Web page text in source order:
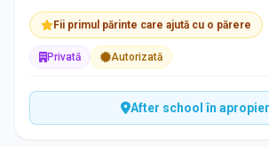
Fii primul părinte care ajută cu o părere
Privată Autorizată
After school în